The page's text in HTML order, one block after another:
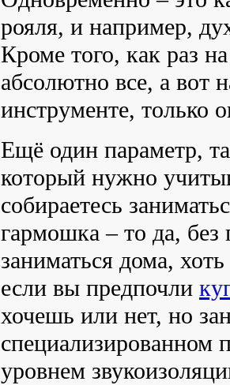
рояля, и например,
Кроме того, как раз
абсолютно все, а вот
инструменте, только
Ещё один параметр,
который нужно
собираетесь
гармошка – то да,
заниматься дома,
если вы предпочли
хочешь или нет, но
уровнем